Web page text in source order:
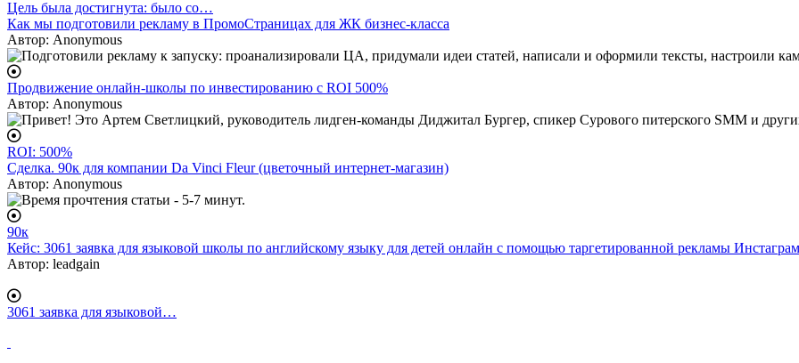
Цель была достигнута: было со…
Как мы подготовили рекламу в ПромоСтраницах для ЖК бизнес-класса
Автор: Anonymous
Продвижение онлайн-школы по инвестированию с ROI 500%
Автор: Anonymous
ROI: 500%
Сделка. 90к для компании Da Vinci Fleur (цветочный интернет-магазин)
Автор: Anonymous
90к
Кейс: 3061 заявка для языковой школы по английскому языку для детей онлайн с помощью таргетированной рекламы Инстаграм
Автор: leadgain
3061 заявка для языковой…